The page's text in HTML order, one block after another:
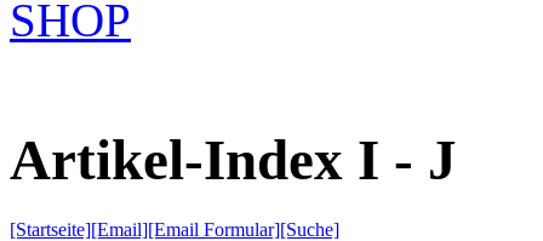
SHOP
Artikel-Index I - J
[Startseite][Email][Email Formular][Suche]